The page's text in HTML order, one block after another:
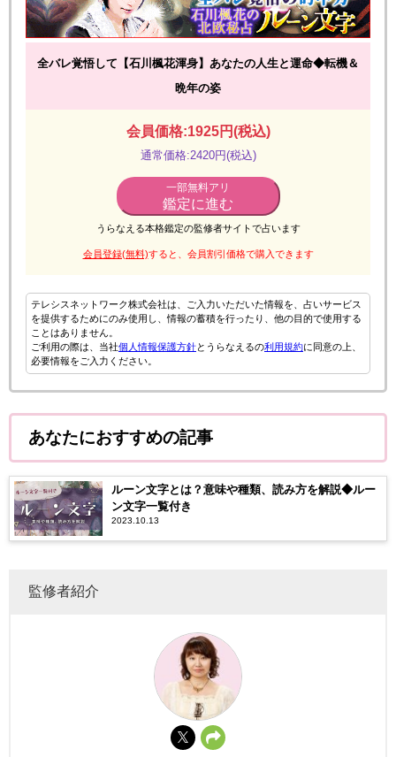
全バレ覚悟して【石川楓花渾身】あなたの人生と運命◆転機＆
晩年の姿
会員価格:1925円(税込)
通常価格:2420円(税込)
一部無料アリ
鑑定に進む
うらなえる本格鑑定の監修者サイトで占います
会員登録(無料)すると、会員割引価格で購入できます
テレシスネットワーク株式会社は、ご入力いただいた情報を、占いサービス
を提供するためにのみ使用し、情報の蓄積を行ったり、他の目的で使用する
ことはありません。
ご利用の際は、当社個人情報保護方針とうらなえるの利用規約に同意の上、
必要情報をご入力ください。
あなたにおすすめの記事
ルーン文字とは？意味や種類、読み方を解説◆ルー
ン文字一覧付き
2023.10.13
監修者紹介